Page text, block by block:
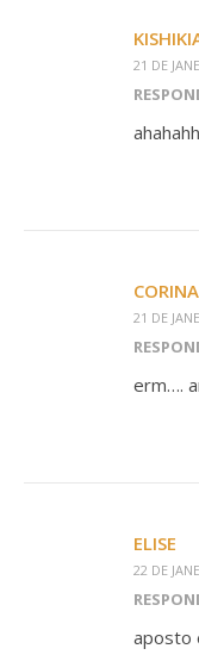
21 DE
21 DE
erm….
ELISE
22 DE
aposto